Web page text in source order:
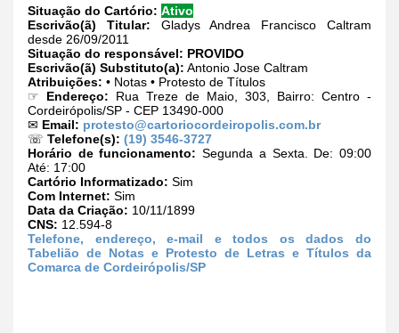
Situação do Cartório: Ativo
Escrivão(ã) Titular: Gladys Andrea Francisco Caltram
desde 26/09/2011
Situação do responsável: PROVIDO
Escrivão(ã) Substituto(a): Antonio Jose Caltram
Atribuições: • Notas • Protesto de Títulos
☞ Endereço: Rua Treze de Maio, 303, Bairro: Centro -
Cordeirópolis/SP - CEP 13490-000
✉ Email: protesto@cartoriocordeiropolis.com.br
☏ Telefone(s): (19) 3546-3727
Horário de funcionamento: Segunda a Sexta. De: 09:00
Até: 17:00
Cartório Informatizado: Sim
Com Internet: Sim
Data da Criação: 10/11/1899
CNS: 12.594-8
Telefone, endereço, e-mail e todos os dados do
Tabelião de Notas e Protesto de Letras e Títulos da
Comarca de Cordeirópolis/SP